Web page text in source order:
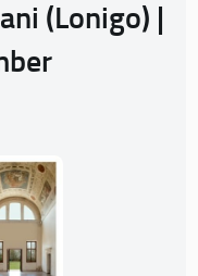
(Lonigo) |